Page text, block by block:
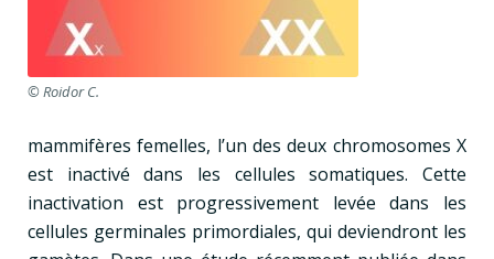
© Roidor C.
mammifères femelles, l’un des deux chromosomes X
est inactivé dans les cellules somatiques. Cette
inactivation est progressivement levée dans les
cellules germinales primordiales, qui deviendront les